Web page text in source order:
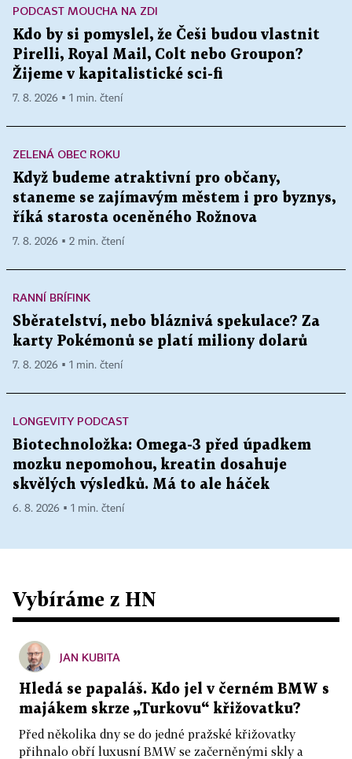
PODCAST MOUCHA NA ZDI
Kdo by si pomyslel, že Češi budou vlastnit
Pirelli, Royal Mail, Colt nebo Groupon?
Žijeme v kapitalistické sci-fi
7. 8. 2026 ▪ 1 min. čtení
ZELENÁ OBEC ROKU
Když budeme atraktivní pro občany,
staneme se zajímavým městem i pro byznys,
říká starosta oceněného Rožnova
7. 8. 2026 ▪ 2 min. čtení
RANNÍ BRÍFINK
Sběratelství, nebo bláznivá spekulace? Za
karty Pokémonů se platí miliony dolarů
7. 8. 2026 ▪ 1 min. čtení
LONGEVITY PODCAST
Biotechnoložka: Omega-3 před úpadkem
mozku nepomohou, kreatin dosahuje
skvělých výsledků. Má to ale háček
6. 8. 2026 ▪ 1 min. čtení
Vybíráme z HN
JAN KUBITA
Hledá se papaláš. Kdo jel v černém BMW s
majákem skrze „Turkovu“ křižovatku?
Před několika dny se do jedné pražské křižovatky
přihnalo obří luxusní BMW se začerněnými skly a